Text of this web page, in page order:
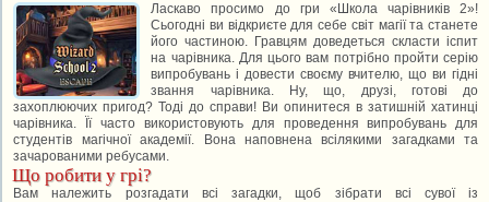
Ласкаво просимо до гри «Школа чарівників 2»!
Сьогодні ви відкриєте для себе світ магії та станете
його частиною. Гравцям доведеться скласти іспит
на чарівника. Для цього вам потрібно пройти серію
випробувань і довести своєму вчителю, що ви гідні
звання чарівника. Ну, що, друзі, готові до
захоплюючих пригод? Тоді до справи! Ви опинитеся в затишній хатинці
чарівника. Її часто використовують для проведення випробувань для
студентів магічної академії. Вона наповнена всілякими загадками та
зачарованими ребусами.
Що робити у грі?
Вам належить розгадати всі загадки, щоб зібрати всі сувої із